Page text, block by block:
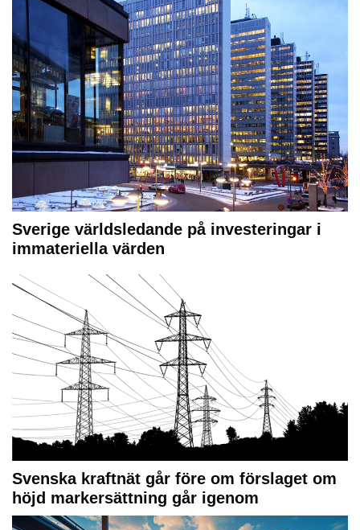
Sverige världsledande på investeringar i
immateriella värden
Svenska kraftnät går före om förslaget om
höjd markersättning går igenom